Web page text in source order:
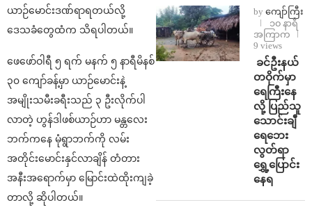
ယာဉ်မောင်းဒဏ်ရာရတယ်လို့
ဒေသခံတွေထံက သိရပါတယ်။
ဖေဖော်ဝါရီ ၅ ရက် မနက် ၅ နာရီမိနစ်
၃၀ ကျော်ခန့်မှာ ယာဉ်မောင်းနဲ့
အမျိုးသမီးခရီးသည် ၃ ဦးလိုက်ပါ
လာတဲ့ ဟွန်ဒါဖစ်ယာဉ်ဟာ မန္တလေး
ဘက်ကနေ မုံရွာဘက်ကို လမ်း
အတိုင်းမောင်းနှင်လာချိန် တံတား
အနီးအရောက်မှာ မြောင်းထဲထိုးကျခဲ့
တာလို့ ဆိုပါတယ်။
by ကျော်ကြီး
၁၀ နာရီ
အကြာက
9 views
⁩ ⁨ခင်ဦးနယ်
တဝိုက်မှာ
ရေကြီးနေ
လို့ ပြည်သူ
သောင်းချီ
ရေဘေး
လွတ်ရာ
ရွှေ့ပြောင်း
နေရ